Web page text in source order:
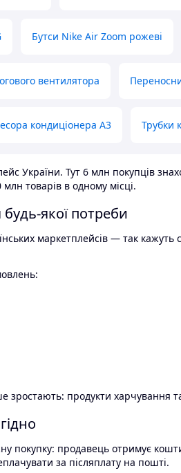
Бутси Nike Air Zoom рожеві
вентилятора
кондиціонера А3 Трубки
України. Тут 6 млн покупців
товарів в одному місці.
якої потреби
маркетплейсів — так кажуть
зростають: продукти харчування
покупку: продавець отримує
за післяплату на пошті.